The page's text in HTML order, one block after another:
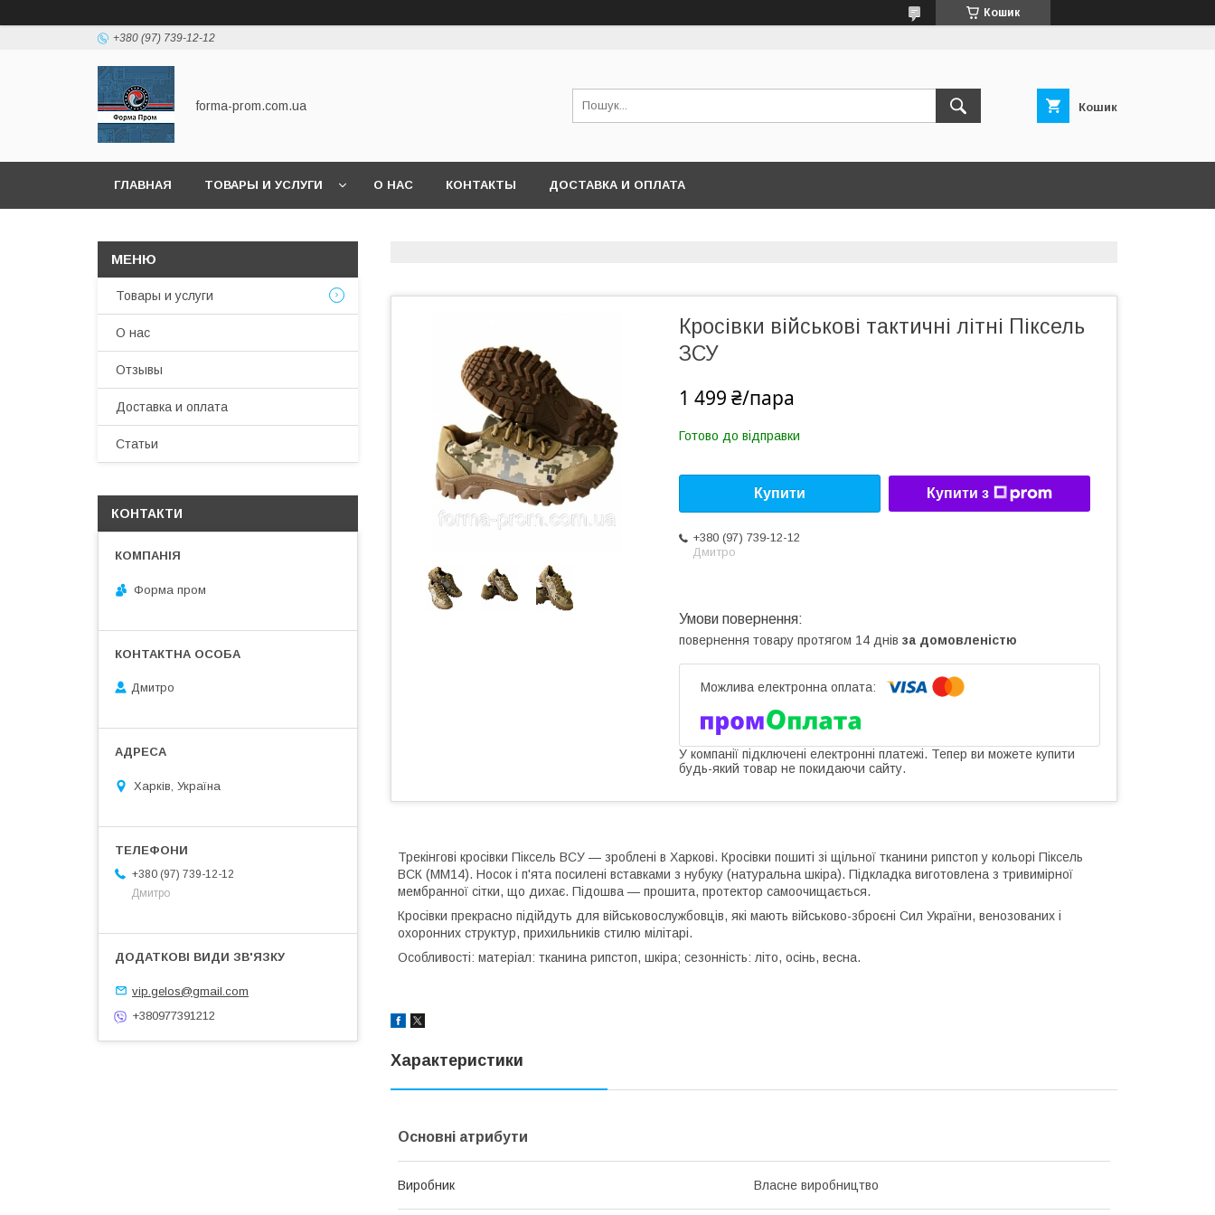
Кошик
+380 (97) 739-12-12
forma-prom.com.ua Кошик
ГЛАВНАЯ ТОВАРЫ И УСЛУГИ О НАС КОНТАКТЫ ДОСТАВКА И ОПЛАТА
Кросівки військові тактичні літні Піксель
ЗСУ
1 499 ₴/пара
Готово до відправки
Купити Купити з
+380 (97) 739-12-12
Дмитро
повернення товару протягом 14 днів за домовленістю
У компанії підключені електронні платежі. Тепер ви можете купити
будь-який товар не покидаючи сайту.
Трекінгові кросівки Піксель ВСУ — зроблені в Харкові. Кросівки пошиті зі щільної тканини рипстоп у кольорі Піксель
ВСК (MM14). Носок і п'ята посилені вставками з нубуку (натуральна шкіра). Підкладка виготовлена з тривимірної
мембранної сітки, що дихає. Підошва — прошита, протектор самоочищається.
Кросівки прекрасно підійдуть для військовослужбовців, які мають військово-зброєні Сил України, венозованих і
охоронних структур, прихильників стилю мілітарі.
Особливості: матеріал: тканина рипстоп, шкіра; сезонність: літо, осінь, весна.
Характеристики
Основні атрибути
Виробник Власне виробництво
Товары и услуги
О нас
Отзывы
Доставка и оплата
Статьи
КОНТАКТИ
Форма пром
Дмитро
Харків, Україна
+380 (97) 739-12-12
Дмитро
vip.gelos@gmail.com
+380977391212